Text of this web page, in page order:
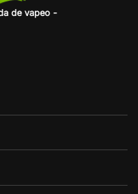
de vapeo -